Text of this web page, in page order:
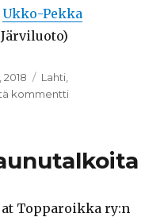
Ukko-Pekka
2018 Kategoriat
Lahti
kommentti
Lahden
Topparoikka ry:n